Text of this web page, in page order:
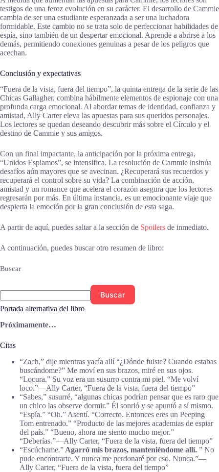
testigos de una feroz evolución en su carácter. El desarrollo de Cammie
cambia de ser una estudiante esperanzada a ser una luchadora
formidable. Este cambio no se trata solo de perfeccionar habilidades de
espía, sino también de un despertar emocional. Aprende a abrirse a los
demás, permitiendo conexiones genuinas a pesar de los peligros que
acechan.
Conclusión y expectativas
“Fuera de la vista, fuera del tiempo”, la quinta entrega de la serie de las
Chicas Gallagher, combina hábilmente elementos de espionaje con una
profunda carga emocional. Al abordar temas de identidad, confianza y
amistad, Ally Carter eleva las apuestas para sus queridos personajes.
Los lectores se quedan deseando descubrir más sobre el Círculo y el
destino de Cammie y sus amigos.
Con un final impactante, la anticipación por la próxima entrega,
“Unidos Espiamos”, se intensifica. La resolución de Cammie insinúa
desafíos aún mayores que se avecinan. ¿Recuperará sus recuerdos y
recuperará el control sobre su vida? La combinación de acción,
amistad y un romance que acelera el corazón asegura que los lectores
regresarán por más. En última instancia, es un emocionante viaje que
despierta la emoción por la gran conclusión de esta saga.
A partir de aquí, puedes saltar a la sección de Spoilers de inmediato.
A continuación, puedes buscar otro resumen de libro:
Buscar
Buscar
Portada alternativa del libro
Próximamente…
Citas
“Zach,” dije mientras yacía allí “¿Dónde fuiste? Cuando estabas
buscándome?” Me moví en sus brazos, miré en sus ojos.
“Locura.” Su voz era un susurro contra mi piel. “Me volví
loco.”—Ally Carter, “Fuera de la vista, fuera del tiempo”
“Sabes,” susurré, “algunas chicas podrían pensar que es raro que
un chico las observe dormir.” Él sonrió y se apuntó a sí mismo.
“Espía.” “Oh.” Asentí. “Correcto. Entonces eres un Peeping
Tom entrenado.” “Producto de las mejores academias de espiar
del país.” “Bueno, ahora me siento mucho mejor.”
“Deberías.”—Ally Carter, “Fuera de la vista, fuera del tiempo”
“Escúchame.” Agarró mis brazos, manteniéndome allí. ” No
pude encontrarte. Y nunca me perdonaré por eso. Nunca.”—
Ally Carter, “Fuera de la vista, fuera del tiempo”